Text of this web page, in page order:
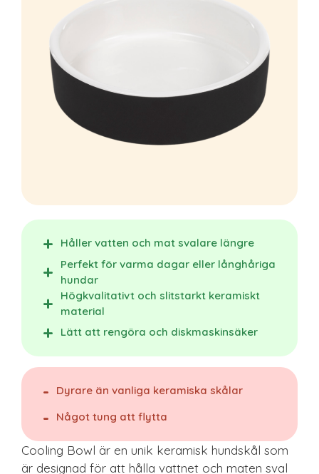
Håller vatten och mat svalare längre
Perfekt för varma dagar eller långhåriga
hundar
Högkvalitativt och slitstarkt keramiskt
material
Lätt att rengöra och diskmaskinsäker
Dyrare än vanliga keramiska skålar
Något tung att flytta
Cooling Bowl är en unik keramisk hundskål som
är designad för att hålla vattnet och maten sval